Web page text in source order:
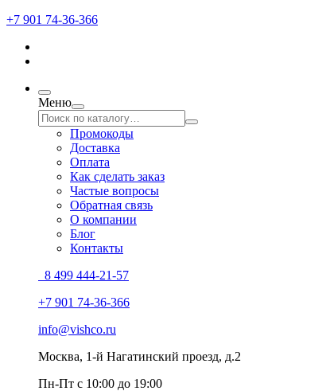
+7 901 74-36-366
Меню
Промокоды
Доставка
Оплата
Как сделать заказ
Частые вопросы
Обратная связь
О компании
Блог
Контакты
8 499 444-21-57
+7 901 74-36-366
info@vishco.ru
Москва, 1-й Нагатинский проезд, д.2
Пн-Пт с 10:00 до 19:00